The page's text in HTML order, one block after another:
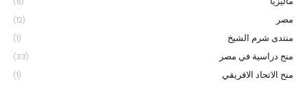
مصر (12)
منتدى شرم الشيخ (1)
منح دراسية في مصر (33)
منح الاتحاد الافريقي (1)